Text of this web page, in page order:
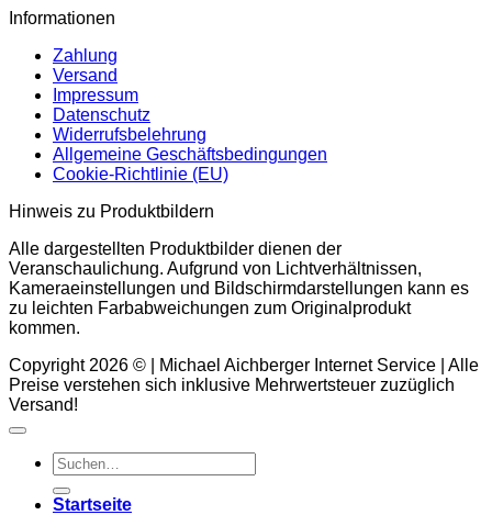
Energie
Informationen
Zahlung
Versand
Impressum
Datenschutz
Widerrufsbelehrung
Allgemeine Geschäftsbedingungen
Cookie-Richtlinie (EU)
Hinweis zu Produktbildern
Alle dargestellten Produktbilder dienen der
Veranschaulichung. Aufgrund von Lichtverhältnissen,
Kameraeinstellungen und Bildschirmdarstellungen kann es
zu leichten Farbabweichungen zum Originalprodukt
kommen.
Copyright 2026 © | Michael Aichberger Internet Service | Alle
Preise verstehen sich inklusive Mehrwertsteuer zuzüglich
Versand!
Suchen
nach:
Startseite